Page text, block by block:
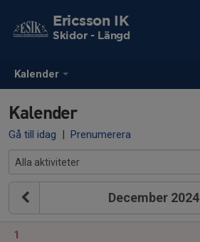
Kalender
Ericsson IK
Skidor - Längd
Kalender
Gå till idag | Prenumerera
December 2024
1